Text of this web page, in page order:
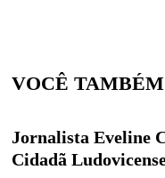
VOCÊ
Jornalista Eveline
Cidadã